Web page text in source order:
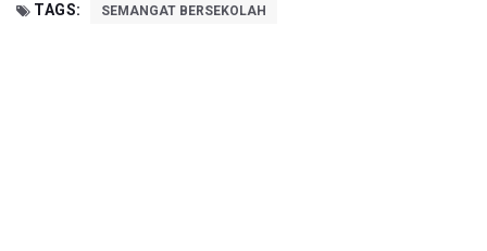
TAGS: SEMANGAT BERSEKOLAH